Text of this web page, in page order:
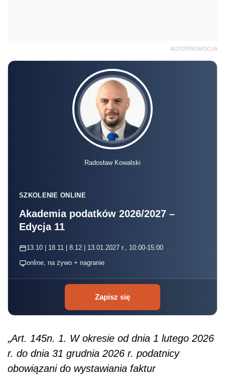
AUTOPROMOCJA
Radosław Kowalski
SZKOLENIE ONLINE
Akademia podatków 2026/2027 –
Edycja 11
13.10 | 18.11 | 8.12 | 13.01.2027 r., 10:00-15:00
online, na żywo + nagranie
Zapisz się
„Art. 145n. 1. W okresie od dnia 1 lutego 2026
r. do dnia 31 grudnia 2026 r. podatnicy
obowiązani do wystawiania faktur